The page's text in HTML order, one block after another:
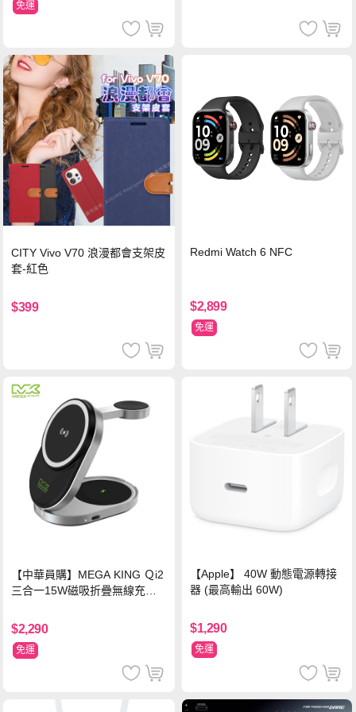
免運
CITY Vivo V70 浪漫都會支架皮
套-紅色
$399
Redmi Watch 6 NFC
$2,899
免運
【中華員購】MEGA KING Ｑi2
三合一15W磁吸折疊無線充電
$2,290
免運
【Apple】 40W 動態電源轉接
器 (最高輸出 60W)
$1,290
免運